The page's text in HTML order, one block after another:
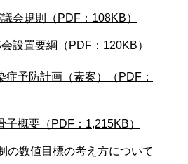
会規則（PDF：108KB）
設置要綱（PDF：120KB）
予防計画（素案）（PDF：
概要（PDF：1,215KB）
数値目標の考え方について